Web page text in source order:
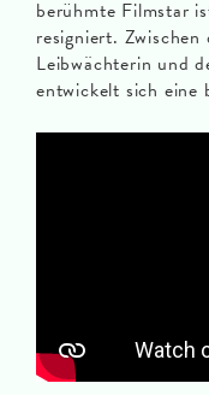
berühmte Filmstar
resigniert.
Leibwächterin und
entwickelt sich eine